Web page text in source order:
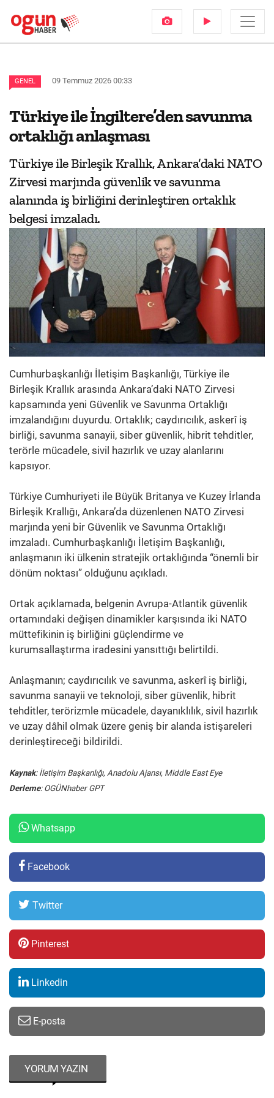
GENEL 09 Temmuz 2026 00:33
Türkiye ile İngiltere’den savunma
ortaklığı anlaşması
Türkiye ile Birleşik Krallık, Ankara’daki NATO
Zirvesi marjında güvenlik ve savunma
alanında iş birliğini derinleştiren ortaklık
belgesi imzaladı.
Cumhurbaşkanlığı İletişim Başkanlığı, Türkiye ile
Birleşik Krallık arasında Ankara’daki NATO Zirvesi
kapsamında yeni Güvenlik ve Savunma Ortaklığı
imzalandığını duyurdu. Ortaklık; caydırıcılık, askerî iş
birliği, savunma sanayii, siber güvenlik, hibrit tehditler,
terörle mücadele, sivil hazırlık ve uzay alanlarını
kapsıyor.
Türkiye Cumhuriyeti ile Büyük Britanya ve Kuzey İrlanda
Birleşik Krallığı, Ankara’da düzenlenen NATO Zirvesi
marjında yeni bir Güvenlik ve Savunma Ortaklığı
imzaladı. Cumhurbaşkanlığı İletişim Başkanlığı,
anlaşmanın iki ülkenin stratejik ortaklığında “önemli bir
dönüm noktası” olduğunu açıkladı.
Ortak açıklamada, belgenin Avrupa-Atlantik güvenlik
ortamındaki değişen dinamikler karşısında iki NATO
müttefikinin iş birliğini güçlendirme ve
kurumsallaştırma iradesini yansıttığı belirtildi.
Anlaşmanın; caydırıcılık ve savunma, askerî iş birliği,
savunma sanayii ve teknoloji, siber güvenlik, hibrit
tehditler, terörizmle mücadele, dayanıklılık, sivil hazırlık
ve uzay dâhil olmak üzere geniş bir alanda istişareleri
derinleştireceği bildirildi.
Kaynak: İletişim Başkanlığı, Anadolu Ajansı, Middle East Eye
Derleme: OGÜNhaber GPT
Whatsapp
Facebook
Twitter
Pinterest
Linkedin
E-posta
YORUM YAZIN